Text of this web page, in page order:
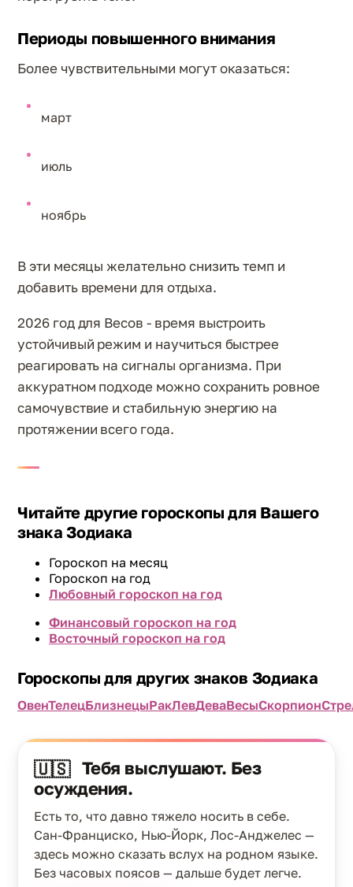
Периоды повышенного внимания
Более чувствительными могут оказаться:
март
июль
ноябрь
В эти месяцы желательно снизить темп и
добавить времени для отдыха.
2026 год для Весов - время выстроить
устойчивый режим и научиться быстрее
реагировать на сигналы организма. При
аккуратном подходе можно сохранить ровное
самочувствие и стабильную энергию на
протяжении всего года.
Читайте другие гороскопы для Вашего
знака Зодиака
Гороскоп на месяц
Гороскоп на год
Любовный гороскоп на год
Финансовый гороскоп на год
Восточный гороскоп на год
Гороскопы для других знаков Зодиака
ОвенТелецБлизнецыРакЛевДеваВесыСкорпион
🇺🇸 Тебя выслушают. Без
осуждения.
Есть то, что давно тяжело носить в себе.
Сан-Франциско, Нью-Йорк, Лос-Анджелес —
здесь можно сказать вслух на родном языке.
Без часовых поясов — дальше будет легче.